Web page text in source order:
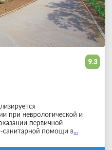
9.3
при неврологической и
первичной
санитарной помощи в...